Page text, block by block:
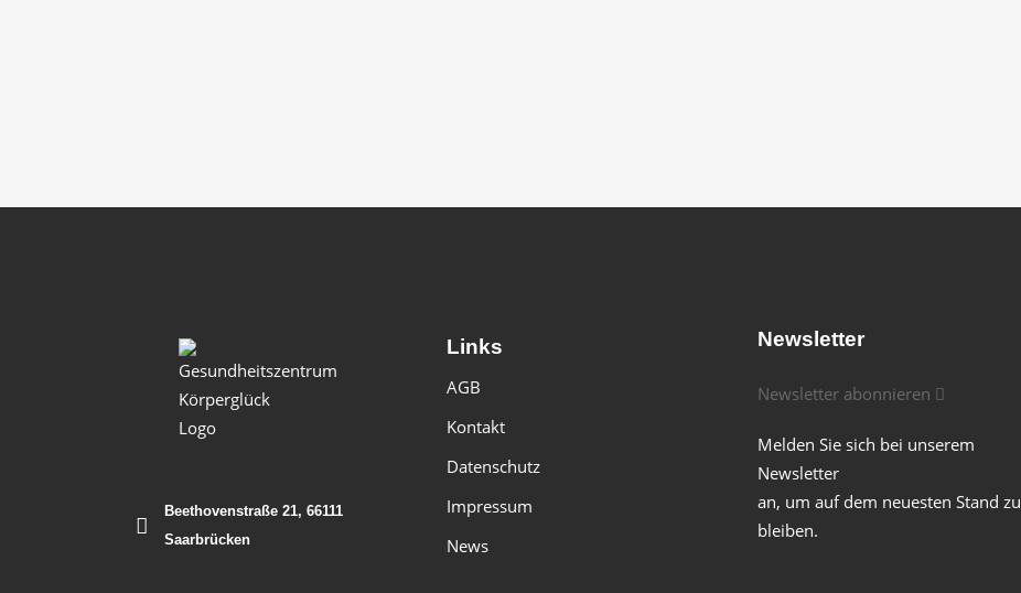
Beethovenstraße 21, 66111
Saarbrücken
Links
AGB
Kontakt
Datenschutz
Impressum
News
Newsletter
Newsletter abonnieren
Melden Sie sich bei unserem
Newsletter
an, um auf dem neuesten Stand zu
bleiben.